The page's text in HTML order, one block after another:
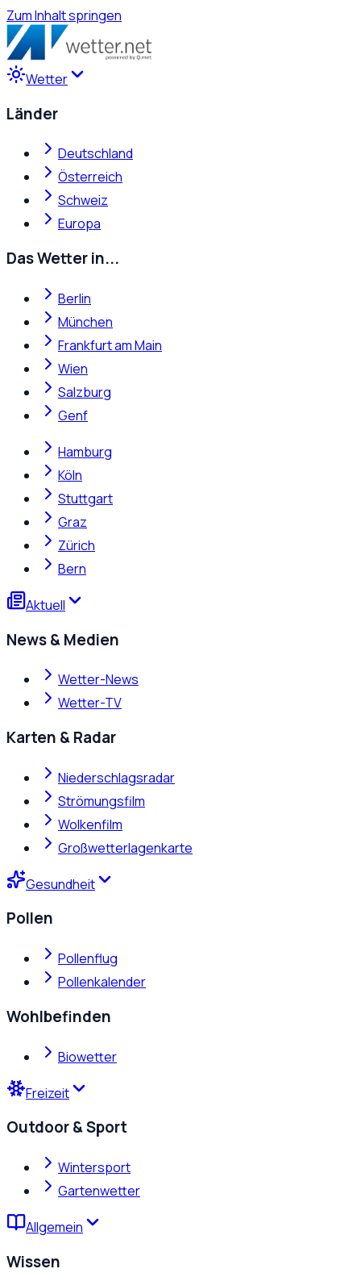
Zum Inhalt springen
Wetter
Länder
Deutschland
Österreich
Schweiz
Europa
Das Wetter in...
Berlin
München
Frankfurt am Main
Wien
Salzburg
Genf
Hamburg
Köln
Stuttgart
Graz
Zürich
Bern
Aktuell
News & Medien
Wetter-News
Wetter-TV
Karten & Radar
Niederschlagsradar
Strömungsfilm
Wolkenfilm
Großwetterlagenkarte
Gesundheit
Pollen
Pollenflug
Pollenkalender
Wohlbefinden
Biowetter
Freizeit
Outdoor & Sport
Wintersport
Gartenwetter
Allgemein
Wissen